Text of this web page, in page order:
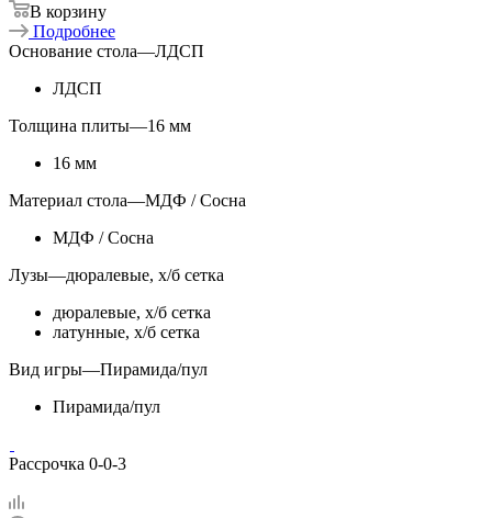
В корзину
Подробнее
Основание стола—ЛДСП
ЛДСП
Толщина плиты—16 мм
16 мм
Материал стола—МДФ / Сосна
МДФ / Сосна
Лузы—дюралевые, х/б сетка
дюралевые, х/б сетка
латунные, х/б сетка
Вид игры—Пирамида/пул
Пирамида/пул
Рассрочка 0-0-3